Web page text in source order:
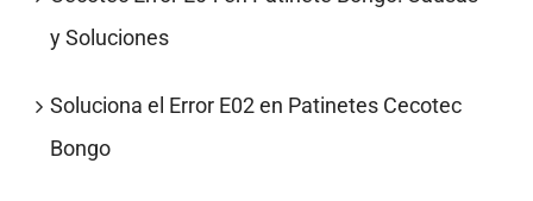
y Soluciones
Soluciona el Error E02 en Patinetes Cecotec
Bongo